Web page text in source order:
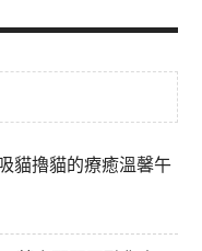
貓擼貓的療癒溫馨午